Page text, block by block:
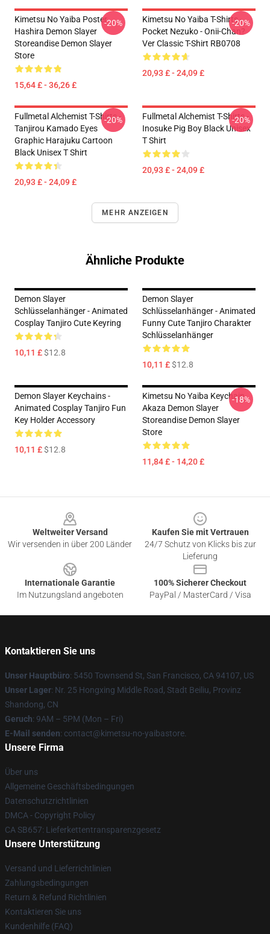
Kimetsu No Yaiba Poster
Hashira Demon Slayer
Storeandise Demon Slayer
Store
15,64 £ - 36,26 £
-20%
Kimetsu No Yaiba T-Shirts -
Pocket Nezuko - Onii-Chan?
Ver Classic T-Shirt RB0708
20,93 £ - 24,09 £
-20%
Fullmetal Alchemist T-Shirts -
Tanjirou Kamado Eyes
Graphic Harajuku Cartoon
Black Unisex T Shirt
20,93 £ - 24,09 £
-20%
Fullmetal Alchemist T-Shirts -
Inosuke Pig Boy Black Unisex
T Shirt
20,93 £ - 24,09 £
-20%
MEHR ANZEIGEN
Ähnliche Produkte
Demon Slayer
Schlüsselanhänger - Animated
Cosplay Tanjiro Cute Keyring
10,11 £$12.8
Demon Slayer
Schlüsselanhänger - Animated
Funny Cute Tanjiro Charakter
Schlüsselanhänger
10,11 £$12.8
Demon Slayer Keychains -
Animated Cosplay Tanjiro Fun
Key Holder Accessory
10,11 £$12.8
Kimetsu No Yaiba Keychain
Akaza Demon Slayer
Storeandise Demon Slayer
Store
11,84 £ - 14,20 £
-18%
Weltweiter Versand
Wir versenden in über 200 Länder
Kaufen Sie mit Vertrauen
24/7 Schutz von Klicks bis zur
Lieferung
Internationale Garantie
Im Nutzungsland angeboten
100% Sicherer Checkout
PayPal / MasterCard / Visa
Kontaktieren Sie uns
Unser Hauptbüro: 5450 Townsend St, San Francisco, CA 94107, US
Unser Lager: Nr. 25 Hongxing Middle Road, Stadt Beiliu, Provinz
Shandong, CN
Geruch: 9AM – 5PM (Mon – Fri)
E-Mail senden: contact@kimetsu-no-yaibastore.
Unsere Firma
Über uns
Allgemeine Geschäftsbedingungen
Datenschutzrichtlinien
DMCA - Copyright Policy
CA SB657: Lieferkettentransparenzgesetz
Unsere Unterstützung
Versand und Lieferrichtlinien
Zahlungsbedingungen
Return & Refund Richtlinien
Kontaktieren Sie uns
Kundenhilfe (FAQ)